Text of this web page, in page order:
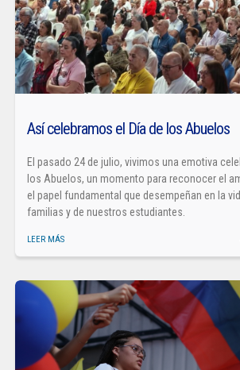
Así celebramos el Día de los Abuelos
El pasado 24 de julio, vivimos una emotiva
los Abuelos, un momento para reconocer el
el papel fundamental que desempeñan en la
familias y de nuestros estudiantes.
LEER MÁS